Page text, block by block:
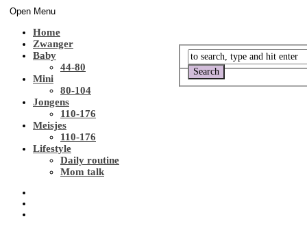
Open Menu
Home
Zwanger
Baby
44-80
Mini
80-104
Jongens
110-176
Meisjes
110-176
Lifestyle
Daily routine
Mom talk